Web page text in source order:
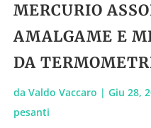
MERCURIO
AMALGAME E
DA
da Valdo Vaccaro | Giu 28,
pesanti